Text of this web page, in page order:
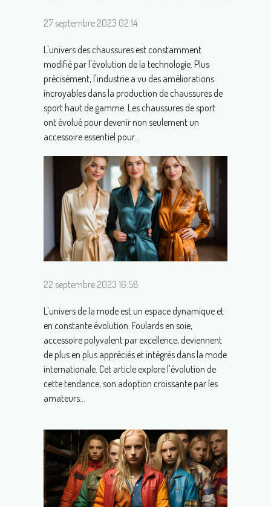
27 septembre 2023 02:14
L'univers des chaussures est constamment
modifié par l'évolution de la technologie. Plus
précisément, l'industrie a vu des améliorations
incroyables dans la production de chaussures de
sport haut de gamme. Les chaussures de sport
ont évolué pour devenir non seulement un
accessoire essentiel pour...
22 septembre 2023 16:58
L'univers de la mode est un espace dynamique et
en constante évolution. Foulards en soie,
accessoire polyvalent par excellence, deviennent
de plus en plus appréciés et intégrés dans la mode
internationale. Cet article explore l'évolution de
cette tendance, son adoption croissante par les
amateurs...